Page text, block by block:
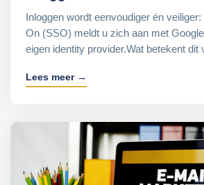
Inloggen wordt eenvoudiger én
On (SSO) meldt u zich aan met
eigen identity provider.Wat betekent
Lees meer →